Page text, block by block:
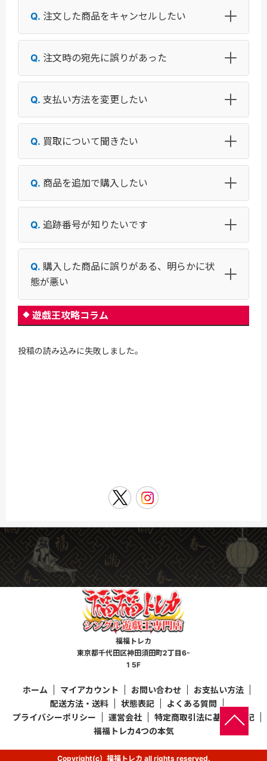
注文した商品をキャンセルしたい
注文時の宛先に誤りがあった
支払い方法を変更したい
買取について聞きたい
商品を追加で購入したい
追跡番号が知りたいです
購入した商品に誤りがある、明らかに状
態が悪い
遊戯王攻略コラム
投稿の読み込みに失敗しました。
福福トレカ
東京都千代田区神田須田町2丁目6-
1 5F
ホーム マイアカウント お問い合わせ
お支払い方法
配送方法・送料
状態表記
よくある質問
プライバシーポリシー
運営会社
特定商取引法に基づく表記
福福トレカ4つの本気
Copyright(c）福福トレカ all rights reserved.